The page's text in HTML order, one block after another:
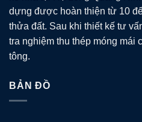
dựng được hoàn thiện từ 10
thửa đất. Sau khi thiết kế tư
tra nghiệm thu thép móng mái
tông.
BẢN ĐỒ